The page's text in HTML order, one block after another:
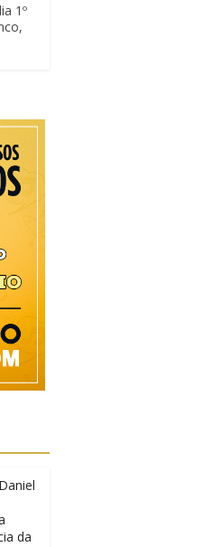
1º
da